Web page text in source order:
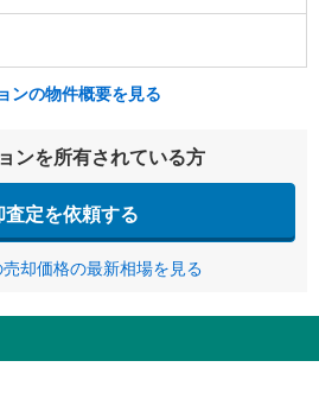
ンの物件概要を見る
ンを所有されている方
査定を依頼する
却価格の最新相場を見る